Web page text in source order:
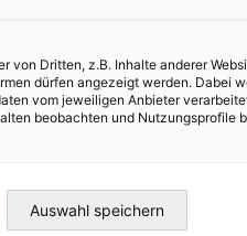
Act (CRA)
emergency planning
– what now?
– pipe dream or
von Dritten, z.B. Inhalte anderer
dürfen angezeigt werden. Dabei
vom jeweiligen Anbieter
beobachten und Nutzungsprofile
Auswahl speichern